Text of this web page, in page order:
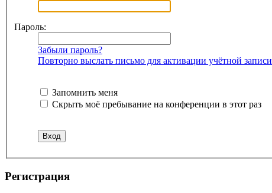
Пароль:
Забыли пароль?
Повторно выслать письмо для активации учётной записи
Запомнить меня
Скрыть моё пребывание на конференции в этот раз
Регистрация